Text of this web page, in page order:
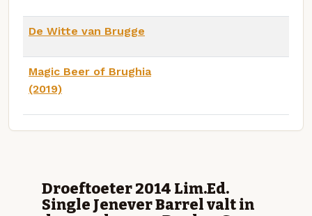
De Witte van Brugge
Magic Beer of Brughia
(2019)
Droeftoeter 2014 Lim.Ed.
Single Jenever Barrel valt in